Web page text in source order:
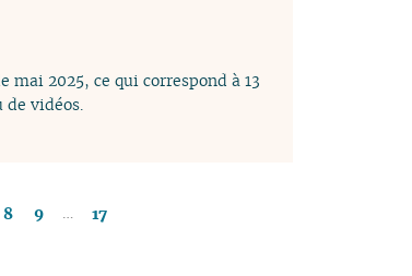
2025, ce qui correspond à 13
de vidéos.
8 9 17